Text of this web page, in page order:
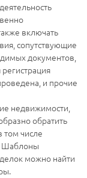
включать
сопутствующие
документов,
и прочие
недвижимости,
обратить
том числе
Шаблоны
можно найти